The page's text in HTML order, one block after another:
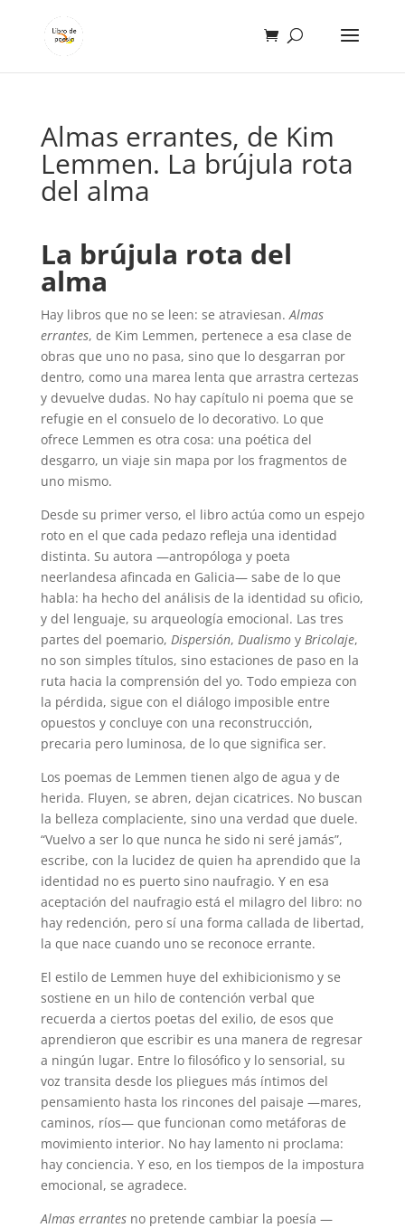
Almas errantes, de Kim
Lemmen. La brújula rota
del alma
La brújula rota del
alma
Hay libros que no se leen: se atraviesan.Almas
errantes, de Kim Lemmen, pertenece a esa clase de
obras que uno no pasa, sino que lo desgarran por
dentro, como una marea lenta que arrastra certezas
y devuelve dudas. No hay capítulo ni poema que se
refugie en el consuelo de lo decorativo. Lo que
ofrece Lemmen es otra cosa: una poética del
desgarro, un viaje sin mapa por los fragmentos de
uno mismo.
Desde su primer verso, el libro actúa como un espejo
roto en el que cada pedazo refleja una identidad
distinta. Su autora —antropóloga y poeta
neerlandesa afincada en Galicia— sabe de lo que
habla: ha hecho del análisis de la identidad su oficio,
y del lenguaje, su arqueología emocional. Las tres
partes del poemario, Dispersión, Dualismoy Bricolaje,
no son simples títulos, sino estaciones de paso en la
ruta hacia la comprensión del yo. Todo empieza con
la pérdida, sigue con el diálogo imposible entre
opuestos y concluye con una reconstrucción,
precaria pero luminosa, de lo que significa ser.
Los poemas de Lemmen tienen algo de agua y de
herida. Fluyen, se abren, dejan cicatrices. No buscan
la belleza complaciente, sino una verdad que duele.
“Vuelvo a ser lo que nunca he sido ni seré jamás”,
escribe, con la lucidez de quien ha aprendido que la
identidad no es puerto sino naufragio. Y en esa
aceptación del naufragio está el milagro del libro: no
hay redención, pero sí una forma callada de libertad,
la que nace cuando uno se reconoce errante.
El estilo de Lemmen huye del exhibicionismo y se
sostiene en un hilo de contención verbal que
recuerda a ciertos poetas del exilio, de esos que
aprendieron que escribir es una manera de regresar
a ningún lugar. Entre lo filosófico y lo sensorial, su
voz transita desde los pliegues más íntimos del
pensamiento hasta los rincones del paisaje —mares,
caminos, ríos— que funcionan como metáforas de
movimiento interior. No hay lamento ni proclama:
hay conciencia. Y eso, en los tiempos de la impostura
emocional, se agradece.
Almas errantesno pretende cambiar la poesía —